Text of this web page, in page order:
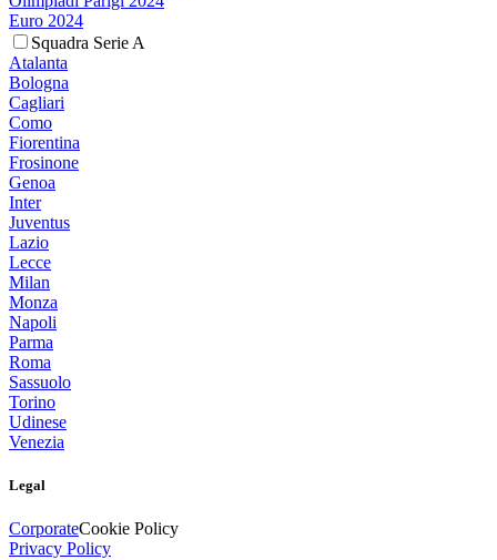
Euro 2024
Squadra Serie A
Atalanta
Bologna
Cagliari
Como
Fiorentina
Frosinone
Genoa
Inter
Juventus
Lazio
Lecce
Milan
Monza
Napoli
Parma
Roma
Sassuolo
Torino
Udinese
Venezia
Legal
CorporateCookie Policy
Privacy Policy